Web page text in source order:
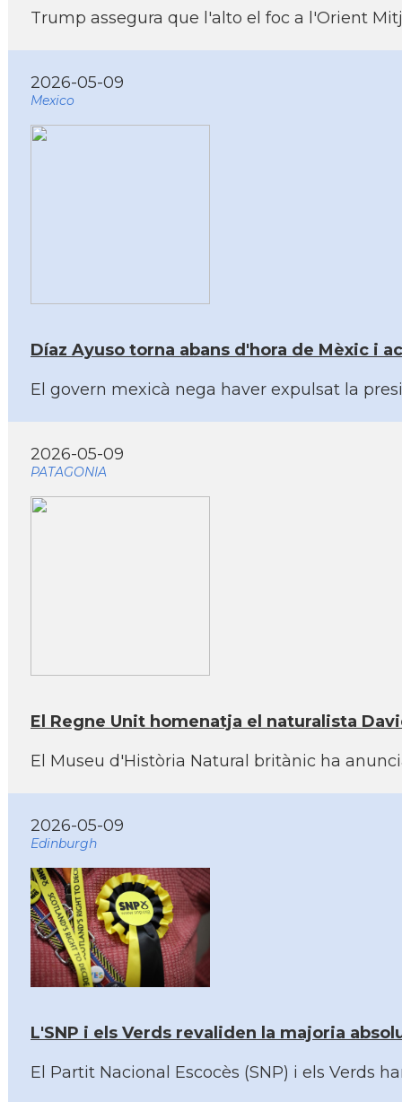
Trump assegura que l'alto el foc a l'Orient
2026-05-09
Mexico
Díaz Ayuso torna abans d'hora de Mèxic i
El govern mexicà nega haver expulsat la
2026-05-09
PATAGONIA
El Regne Unit homenatja el naturalista
El Museu d'Història Natural britànic ha
2026-05-09
Edinburgh
L'SNP i els Verds revaliden la majoria
El Partit Nacional Escocès (SNP) i els Verds